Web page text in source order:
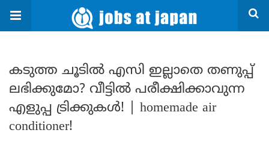
കടുത്ത ചൂടിൽ എസി ഇല്ലാതെ തണുപ്പ്
ലഭിക്കുമോ? വീട്ടിൽ പരീക്ഷിക്കാവുന്ന
എളുപ്പ ട്രിക്കുകൾ! | homemade air
conditioner!